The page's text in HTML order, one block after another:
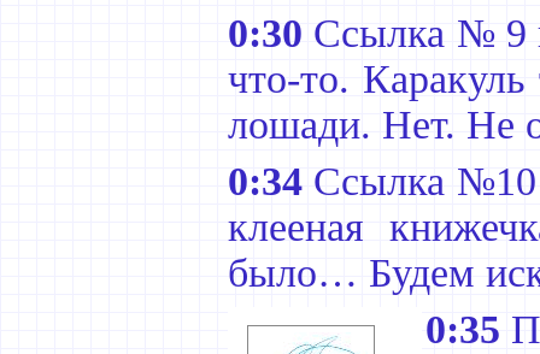
0:30 Ссылка № 9
что-то.
лошади. Нет. Не
0:34 Ссылка №10
клееная
было… Будем
0:35